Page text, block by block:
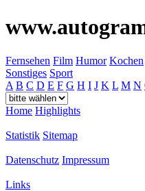
Fernsehen Film Humor Kochen
Sonstiges Sport
A B C D E F G H I J K L M N
Home Highlights
Statistik Sitemap
Datenschutz Impressum
Links